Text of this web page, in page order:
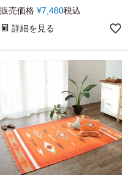
販売価格 ¥7,480税込
詳細を見る